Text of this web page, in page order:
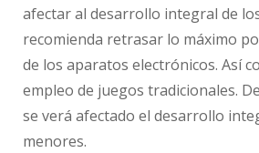
afectar al desarrollo integral de
recomienda retrasar lo máximo
de los aparatos electrónicos. Así
empleo de juegos tradicionales.
se verá afectado el desarrollo
menores.